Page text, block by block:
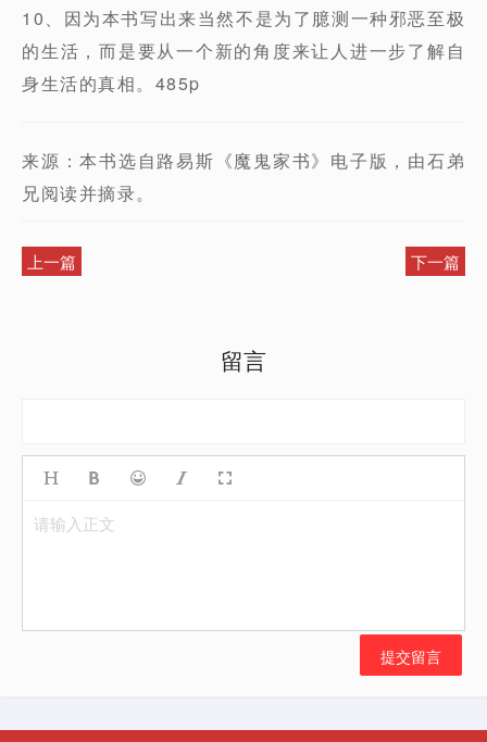
10、因为本书写出来当然不是为了臆测一种邪恶至极
的生活，而是要从一个新的角度来让人进一步了解自
身生活的真相。485p
来源：本书选自路易斯《魔鬼家书》电子版，由石弟
兄阅读并摘录。
上一篇 下一篇
留言
请输入正文
提交留言